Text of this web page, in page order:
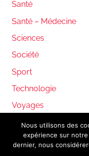
Santé
Santé – Médecine
Sciences
Société
Sport
Technologie
Voyages
WordPress
Nous utilisons des
expérience sur
dernier, nous